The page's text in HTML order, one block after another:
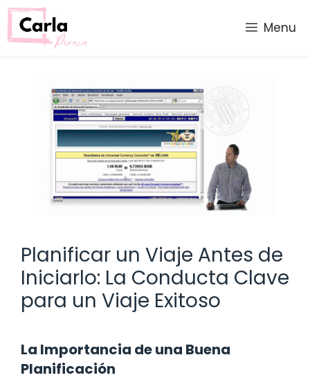
Saltar
al
contenido
Menu
Planificar un Viaje Antes de
Iniciarlo: La Conducta Clave
para un Viaje Exitoso
La Importancia de una Buena
Planificación